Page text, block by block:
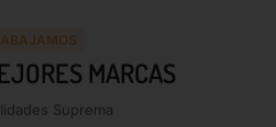
MARCAS
Suprema